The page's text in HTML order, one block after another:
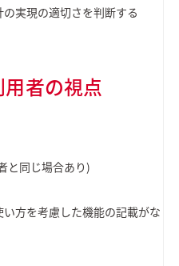
実現の適切さを判断する
者の視点
と同じ場合あり)
方を考慮した機能の記載がな